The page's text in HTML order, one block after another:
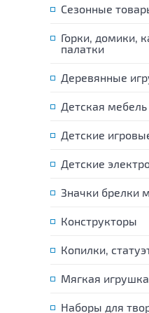
Сезонные
Горки, домики,
палатки
Деревянные
Детская мебель
Детские
Детские
Значки брелки
Конструкторы
Копилки,
Мягкая игрушка
Наборы для
Гирлянда Бабочка 18 ламп
52670